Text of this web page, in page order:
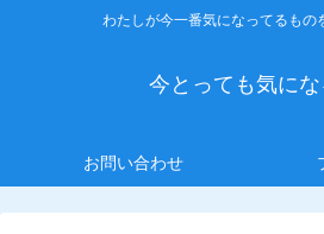
わたしが今一番気になってるもの
今とっても気に
お問い合わせ